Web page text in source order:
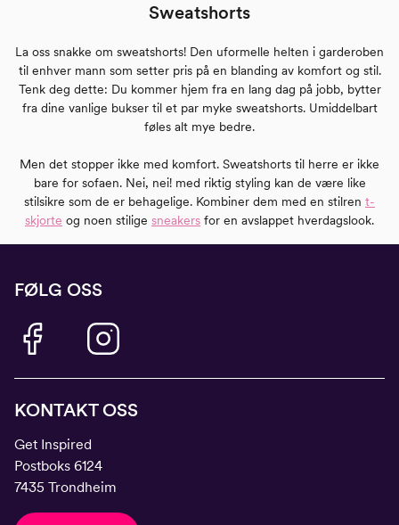
Sweatshorts
La oss snakke om sweatshorts! Den uformelle helten i garderoben
til enhver mann som setter pris på en blanding av komfort og stil.
Tenk deg dette: Du kommer hjem fra en lang dag på jobb, bytter
fra dine vanlige bukser til et par myke sweatshorts. Umiddelbart
føles alt mye bedre.
Men det stopper ikke med komfort. Sweatshorts til herre er ikke
bare for sofaen. Nei, nei! med riktig styling kan de være like
stilsikre som de er behagelige. Kombiner dem med en stilren t-
skjorte og noen stilige sneakers for en avslappet hverdagslook.
FØLG OSS
KONTAKT OSS
Get Inspired
Postboks 6124
7435 Trondheim